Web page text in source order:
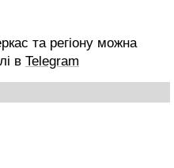
та регіону можна
в Telegram